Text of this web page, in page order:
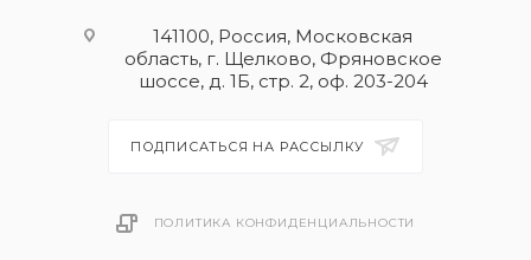
141100, Россия, Московская
область, г. Щелково, Фряновское
шоссе, д. 1Б, стр. 2, оф. 203-204
ПОДПИСАТЬСЯ НА РАССЫЛКУ
ПОЛИТИКА КОНФИДЕНЦИАЛЬНОСТИ